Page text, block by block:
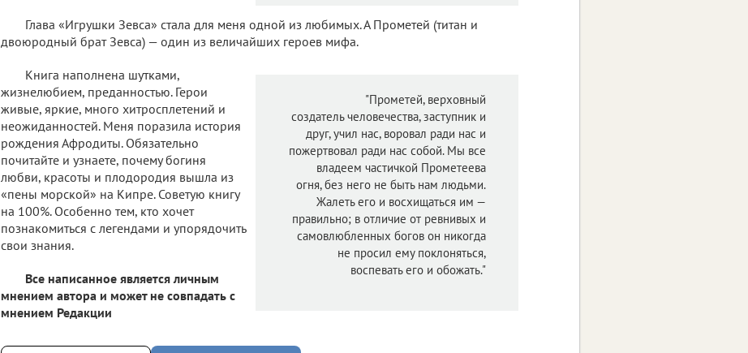
Глава «Игрушки Зевса» стала для меня одной из любимых. А Прометей (титан и
двоюродный брат Зевса) — один из величайших героев мифа.
"Прометей, верховный
создатель человечества, заступник и
друг, учил нас, воровал ради нас и
пожертвовал ради нас собой. Мы все
владеем частичкой Прометеева
огня, без него не быть нам людьми.
Жалеть его и восхищаться им —
правильно; в отличие от ревнивых и
самовлюбленных богов он никогда
не просил ему поклоняться,
воспевать его и обожать."
Книга наполнена шутками,
жизнелюбием, преданностью. Герои
живые, яркие, много хитросплетений и
неожиданностей. Меня поразила история
рождения Афродиты. Обязательно
почитайте и узнаете, почему богиня
любви, красоты и плодородия вышла из
«пены морской» на Кипре. Советую книгу
на 100%. Особенно тем, кто хочет
познакомиться с легендами и упорядочить
свои знания.
Все написанное является личным
мнением автора и может не совпадать с
мнением Редакции